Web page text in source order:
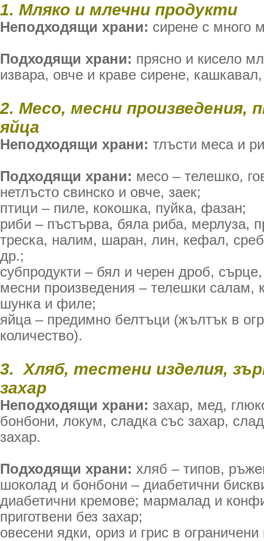
1. Мляко и млечни продукти
Неподходящи храни: сирене с много
Подходящи храни: прясно и кисело
извара, овче и краве сирене,
2. Месо, месни произведения,
яйца
Неподходящи храни: тлъсти меса и
Подходящи храни: месо – телешко,
нетлъсто свинско и овче, заек;
птици – пиле, кокошка, пуйка, фазан;
риби – пъстърва, бяла риба, мерлуза,
треска, налим, шаран, лин, кефал,
др.;
субпродукти – бял и черен дроб, сърце,
месни произведения – телешки салам,
шунка и филе;
яйца – предимно белтъци (жълтък в
количество).
3. Хляб, тестени изделия,
захар
Неподходящи храни: захар, мед,
бонбони, локум, сладка със захар,
захар.
Подходящи храни: хляб – типов,
шоколад и бонбони – диабетични
диабетични кремове; мармалад и
приготвени без захар;
овесени ядки, ориз и грис в ограничени